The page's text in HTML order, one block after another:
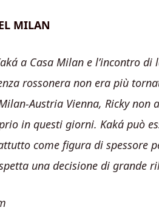
MILAN
a Casa Milan e l’incontro
rossonera non era più
Austria Vienna, Ricky
in questi giorni. Kaká può
come figura di spessore
una decisione di grande